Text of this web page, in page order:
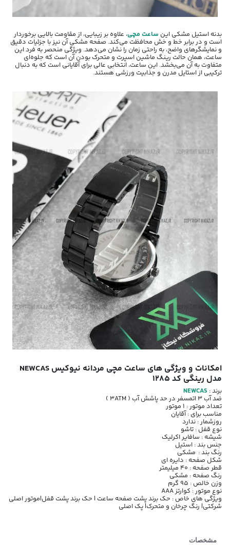
بدنه استیل مشکی این ساعت مچی، علاوه بر زیبایی، از مقاومت بالایی برخوردار
است و در برابر خط و خش محافظت می‌کند. صفحه مشکی آن نیز با جزئیات دقیق
و نمایشگرهای واضح، به راحتی زمان را نشان می‌دهد. ویژگی منحصر به فرد این
ساعت، همان حالت رینگ ماشین اسپرت و متحرک بودن آن است که جلوه‌ای
متفاوت به آن می‌بخشد. این ساعت، انتخابی عالی برای آقایانی است که به دنبال
ترکیبی از استایل مدرن و جذابیت ورزشی هستند.
امکانات و ویژگی های ساعت مچی مردانه نیوکیس NEWCAS
مدل رینگی کد 1285
برند : NEWCAS
ضد آب 3 اتمسفر در حد پاشش آب ( 3ATM )
تعداد موتور : 1 موتور
مناسب برای : آقایان
روزشمار : ندارد
نوع قفل : تاشو
شیشه : سافایر اکرلیک
جنس بند : استیل
رنگ بند : مشکی
شکل صفحه : دایره ای
قطر صفحه : 40 میلیمتر
رنگ صفحه : مشکی
وزن خالص : 95 گرم
نوع موتور : کوارتز AAA
ویژگی های خاص : حک برند پشت صفحه ساعت | حک برند پشت قفل|موتور اصلی
شرکتی| رنگ چرخان و متحرک| پک اصلی
مشخصات